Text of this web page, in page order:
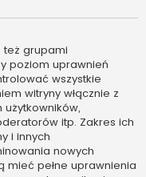
też grupami
poziom uprawnień
wszystkie
witryny włącznie z
itp. Zakres ich
i innych
nowych
mieć pełne uprawnienia